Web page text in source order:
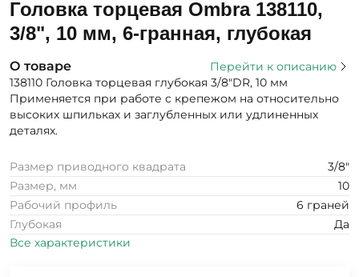
Головка торцевая Ombra 138110,
3/8", 10 мм, 6-гранная, глубокая
О товаре
Перейти к описанию
138110 Головка торцевая глубокая 3/8"DR, 10 мм
Применяется при работе с крепежом на относительно
высоких шпильках и заглубленных или удлиненных
деталях.
Размер приводного квадрата
3/8"
Размер, мм
10
Рабочий профиль
6 граней
Глубокая
Да
Все характеристики